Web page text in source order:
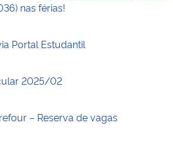
nas férias!
Portal Estudantil
2025/02
– Reserva de vagas